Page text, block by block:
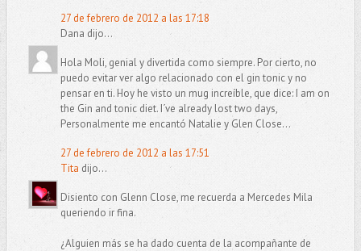
27 de febrero de 2012 a las 17:18
Dana dijo...
Hola Moli, genial y divertida como siempre. Por cierto, no
puedo evitar ver algo relacionado con el gin tonic y no
pensar en ti. Hoy he visto un mug increíble, que dice: I am on
the Gin and tonic diet. I´ve already lost two days,
Personalmente me encantó Natalie y Glen Close...
27 de febrero de 2012 a las 17:51
Tita dijo...
Disiento con Glenn Close, me recuerda a Mercedes Mila
queriendo ir fina.
¿Alguien más se ha dado cuenta de la acompañante de